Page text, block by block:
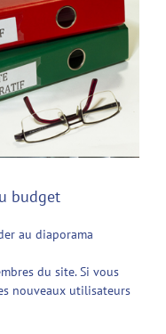
budget
au diaporama
du site. Si vous
nouveaux utilisateurs